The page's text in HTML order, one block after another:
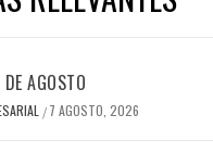
AGOSTO
/ 7 AGOSTO, 2026